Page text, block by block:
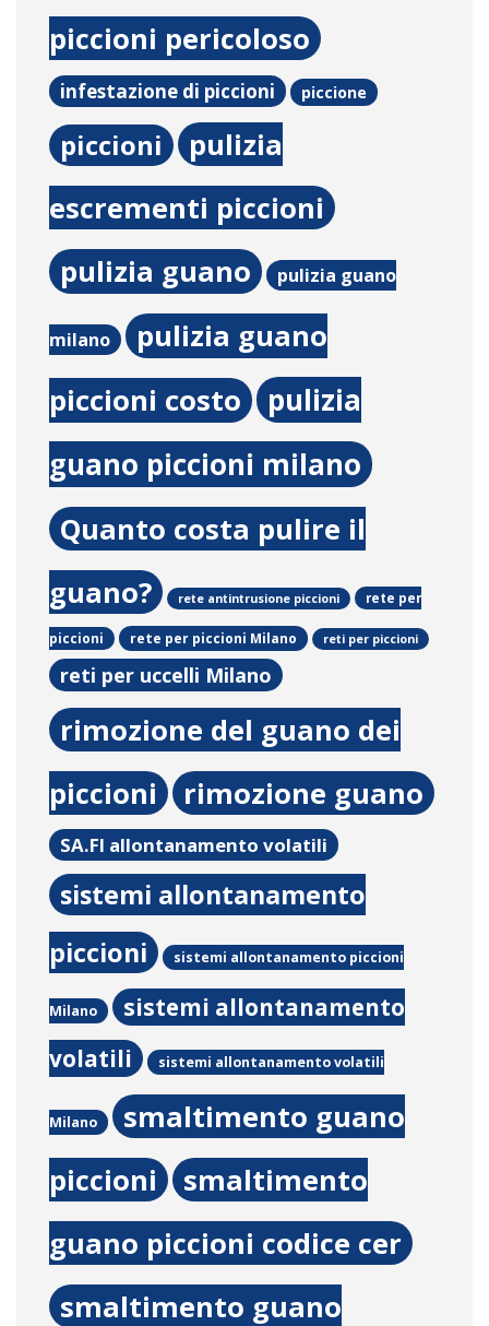
piccioni pericoloso
infestazione di piccioni piccione
piccioni
pulizia
escrementi piccioni
pulizia guano pulizia guano
milano
pulizia guano
piccioni costo
pulizia
guano piccioni milano
Quanto costa pulire il
guano?
rete antintrusione piccioni rete per
piccioni rete per piccioni Milano reti per piccioni
reti per uccelli Milano
rimozione del guano dei
piccioni
rimozione guano
SA.FI allontanamento volatili
sistemi allontanamento
piccioni
sistemi allontanamento piccioni
Milano
sistemi allontanamento
volatili
sistemi allontanamento volatili
Milano
smaltimento guano
piccioni
smaltimento
guano piccioni codice cer
smaltimento guano